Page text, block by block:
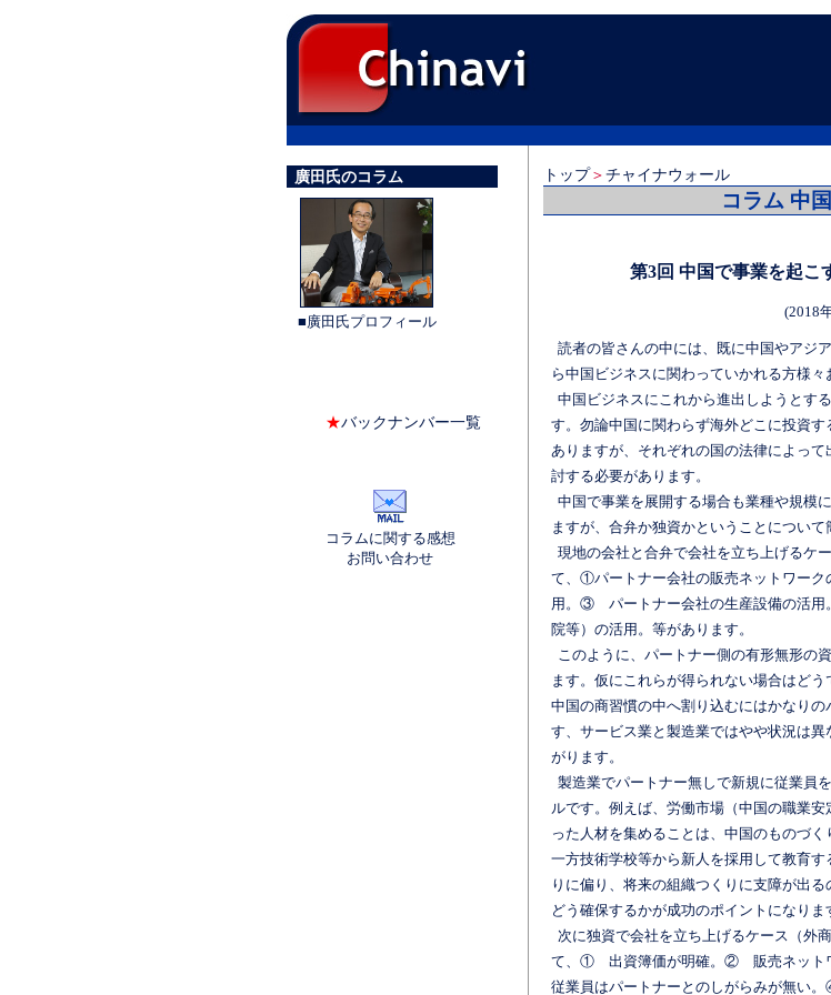
廣田氏のコラム
■廣田氏プロフィール
★バックナンバー一覧
コラムに関する感想
お問い合わせ
トップ＞チャイナウォール
コラム 中
第3回 中国で事業を起こ
(2018
読者の皆さんの中には、既に中国やアジ
ら中国ビジネスに関わっていかれる方様々
中国ビジネスにこれから進出しようとす
す。勿論中国に関わらず海外どこに投資
ありますが、それぞれの国の法律によっ
討する必要があります。
中国で事業を展開する場合も業種や規模
ますが、合弁か独資かということについて
現地の会社と合弁で会社を立ち上げるケ
て、①パートナー会社の販売ネットワー
用。③ パートナー会社の生産設備の活
院等）の活用。等があります。
このように、パートナー側の有形無形の
ます。仮にこれらが得られない場合はど
中国の商習慣の中へ割り込むにはかなり
す、サービス業と製造業ではやや状況は
がります。
製造業でパートナー無しで新規に従業員
ルです。例えば、労働市場（中国の職業
った人材を集めることは、中国のものづ
一方技術学校等から新人を採用して教育
りに偏り、将来の組織つくりに支障が出
どう確保するかが成功のポイントになりま
次に独資で会社を立ち上げるケース（外
て、① 出資簿価が明確。② 販売ネット
従業員はパートナーとのしがらみが無